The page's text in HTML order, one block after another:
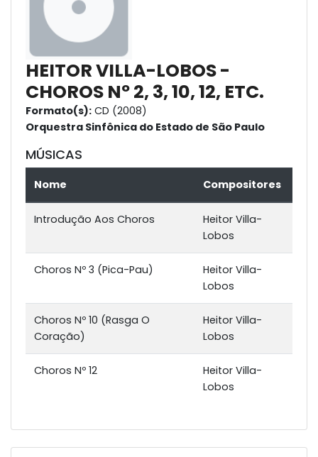
HEITOR VILLA-LOBOS -
CHOROS Nº 2, 3, 10, 12, ETC.
Formato(s): CD (2008)
Orquestra Sinfônica do Estado de São Paulo
MÚSICAS
Nome Compositores
Introdução Aos Choros
Heitor Villa-
Lobos
Choros Nº 3 (Pica-Pau)
Heitor Villa-
Lobos
Choros Nº 10 (Rasga O
Coração)
Heitor Villa-
Lobos
Choros Nº 12
Heitor Villa-
Lobos